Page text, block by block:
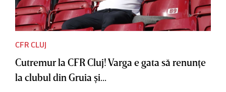
CFR CLUJ
Cutremur la CFR Cluj! Varga e gata să renunţe
la clubul din Gruia şi...